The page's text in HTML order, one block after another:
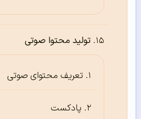
تولید محتوا صوتی
تعریف محتوای صوتی
پادکست‌